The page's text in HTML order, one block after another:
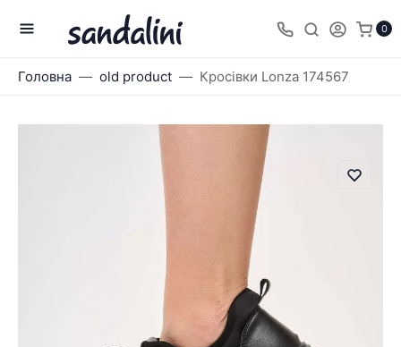
0
Головна old product Кросівки Lonza 174567